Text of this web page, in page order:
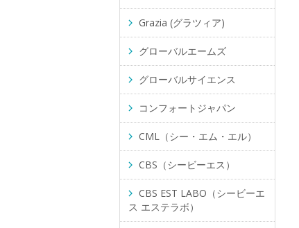
Grazia (グラツィア)
グローバルエームズ
グローバルサイエンス
コンフォートジャパン
CML（シー・エム・エル）
CBS（シービーエス）
CBS EST LABO（シービーエ
ス エステラボ）